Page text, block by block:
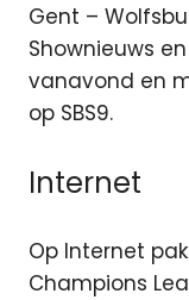
Gent –
Shownieuws
vanavond en
op SBS9.
Internet
Op Internet
Champions